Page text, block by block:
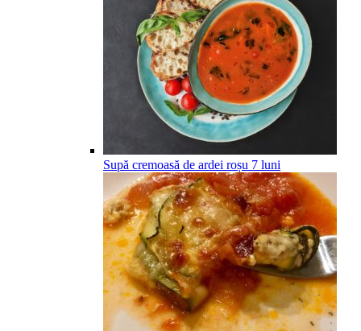
Supă cremoasă de ardei roșu 7 luni